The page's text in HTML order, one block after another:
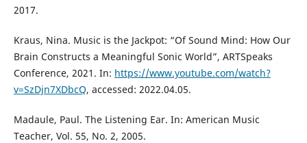
2017.
Kraus, Nina. Music is the Jackpot: “Of Sound Mind: How Our
Brain Constructs a Meaningful Sonic World”, ARTSpeaks
Conference, 2021. In: https://www.youtube.com/watch?
v=SzDjn7XDbcQ, accessed: 2022.04.05.
Madaule, Paul. The Listening Ear. In: American Music
Teacher, Vol. 55, No. 2, 2005.